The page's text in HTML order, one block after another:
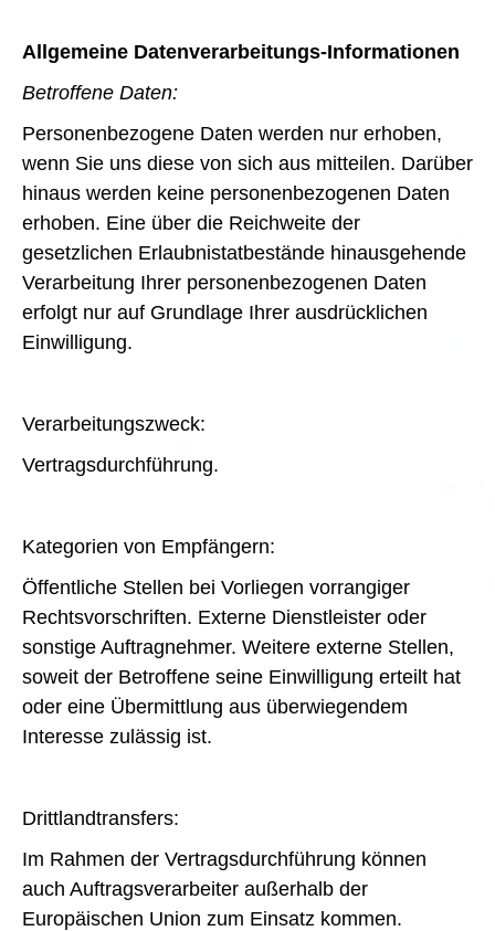
Allgemeine Datenverarbeitungs-Informationen
Betroffene Daten:
Personenbezogene Daten werden nur erhoben,
wenn Sie uns diese von sich aus mitteilen. Darüber
hinaus werden keine personenbezogenen Daten
erhoben. Eine über die Reichweite der
gesetzlichen Erlaubnistatbestände hinausgehende
Verarbeitung Ihrer personenbezogenen Daten
erfolgt nur auf Grundlage Ihrer ausdrücklichen
Einwilligung.
Verarbeitungszweck:
Vertragsdurchführung.
Kategorien von Empfängern:
Öffentliche Stellen bei Vorliegen vorrangiger
Rechtsvorschriften. Externe Dienstleister oder
sonstige Auftragnehmer. Weitere externe Stellen,
soweit der Betroffene seine Einwilligung erteilt hat
oder eine Übermittlung aus überwiegendem
Interesse zulässig ist.
Drittlandtransfers:
Im Rahmen der Vertragsdurchführung können
auch Auftragsverarbeiter außerhalb der
Europäischen Union zum Einsatz kommen.